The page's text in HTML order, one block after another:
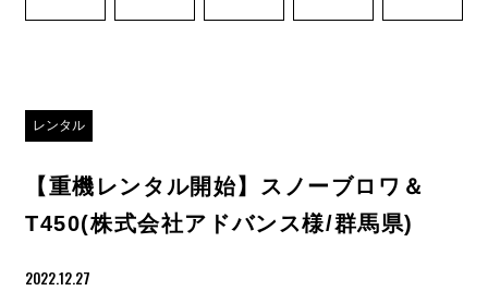
レンタル
【重機レンタル開始】スノーブロワ＆
T450(株式会社アドバンス様/群馬県)
2022.12.27